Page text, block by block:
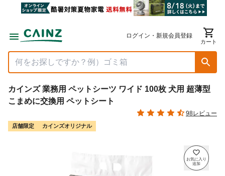
ログイン・新規会員登録
カート
カインズ 業務用 ペットシーツ ワイド 100枚 犬用 超薄型
こまめに交換用 ペットシート
98レビュー
店舗限定 カインズオリジナル